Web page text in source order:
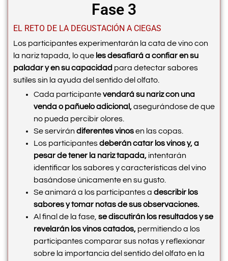
Fase 3
EL RETO DE LA DEGUSTACIÓN A CIEGAS
Los participantes experimentarán la cata de vino con
la nariz tapada, lo que les desafiará a confiar en su
paladar y en su capacidad para detectar sabores
sutiles sin la ayuda del sentido del olfato.
Cada participantevendará su nariz con una
venda o pañuelo adicional,asegurándose de que
no pueda percibir olores.
Se servirán diferentes vinosen las copas.
Los participantesdeberán catar los vinos y, a
pesar de tener la nariz tapada, intentarán
identificar los sabores y características del vino
basándose únicamente en su gusto.
Se animará a los participantes a describir los
sabores y tomar notas de sus observaciones.
Al final de la fase, se discutirán los resultados y se
revelarán los vinos catados, permitiendo a los
participantes comparar sus notas y reflexionar
sobre la importancia del sentido del olfato en la